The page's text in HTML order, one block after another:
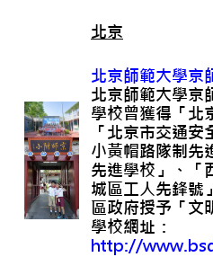
北京
北京師範大學京
北京師範大學京
學校曾獲得「北
「北京市交通
小黃帽路隊制先
先進學校」、「
城區工人先鋒號
區政府授予「文
學校網址：
http://